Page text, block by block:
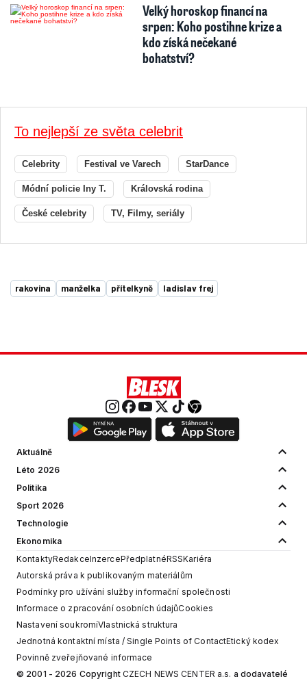
Velký horoskop financí na
srpen: Koho postihne krize a
kdo získá nečekané
bohatství?
To nejlepší ze světa celebrit
Celebrity Festival ve Varech StarDance
Módní policie Iny T. Královská rodina
České celebrity TV, Filmy, seriály
rakovina manželka přítelkyně ladislav frej
Aktuálně
Léto 2026
Politika
Sport 2026
Technologie
Ekonomika
KontaktyRedakceInzercePředplatnéRSSKariéra
Autorská práva k publikovaným materiálům
Podmínky pro užívání služby informační společnosti
Informace o zpracování osobních údajůCookies
Nastavení soukromíVlastnická struktura
Jednotná kontaktní místa / Single Points of ContactEtický kodex
Povinně zveřejňované informace
© 2001 - 2026 Copyright CZECH NEWS CENTER a.s. a dodavatelé